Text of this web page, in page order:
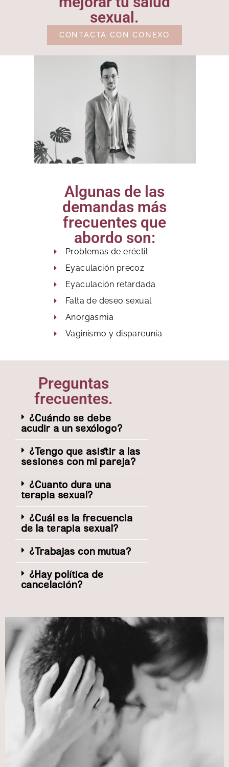
sexual.
CONTACTA CON CONEXO
Algunas de las
demandas más
frecuentes que
abordo son:
Problemas de eréctil
Eyaculación precoz
Eyaculación retardada
Falta de deseo sexual
Anorgasmia
Vaginismo y dispareunia
Preguntas
frecuentes.
¿Cuándo se debe
acudir a un sexólogo?
¿Tengo que asistir a las
sesiones con mi pareja?
¿Cuanto dura una
terapia sexual?
¿Cuál es la frecuencia
de la terapia sexual?
¿Trabajas con mutua?
¿Hay política de
cancelación?